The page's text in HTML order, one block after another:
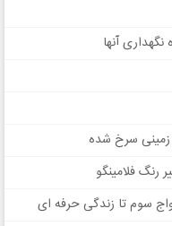
سرخ شده
رنگ فلامینگو
سوم تا زندگی حرفه ای